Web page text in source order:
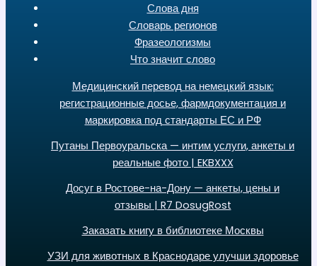
Слова дня
Словарь регионов
Фразеологизмы
Что значит слово
Медицинский перевод на немецкий язык:
регистрационные досье, фармдокументация и
маркировка под стандарты ЕС и РФ
Путаны Первоуральска — интим услуги, анкеты и
реальные фото | EKBXXX
Досуг в Ростове-на-Дону — анкеты, цены и
отзывы | R7 DosugRost
Заказать книгу в библиотеке Москвы
УЗИ для животных в Краснодаре улучши здоровье